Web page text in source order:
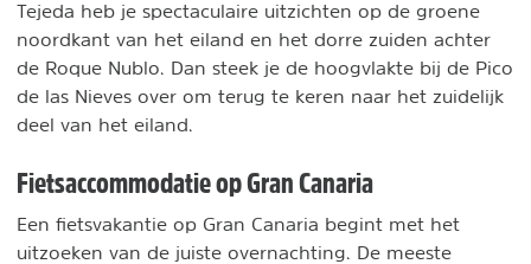
Tejeda heb je spectaculaire uitzichten op de groene
noordkant van het eiland en het dorre zuiden achter
de Roque Nublo. Dan steek je de hoogvlakte bij de Pico
de las Nieves over om terug te keren naar het zuidelijk
deel van het eiland.
Fietsaccommodatie op Gran Canaria
Een fietsvakantie op Gran Canaria begint met het
uitzoeken van de juiste overnachting. De meeste